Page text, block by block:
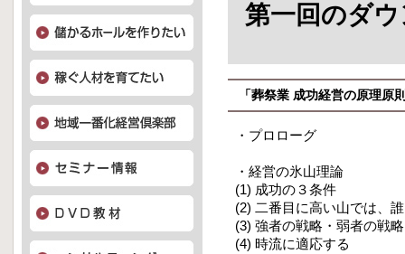
第一回のダ
「葬祭業 成功経営の原理原
・プロローグ
・経営の氷山理論
(1) 成功の３条件
(2) 二番目に高い山では、
(3) 強者の戦略・弱者の戦略
(4) 時流に適応する